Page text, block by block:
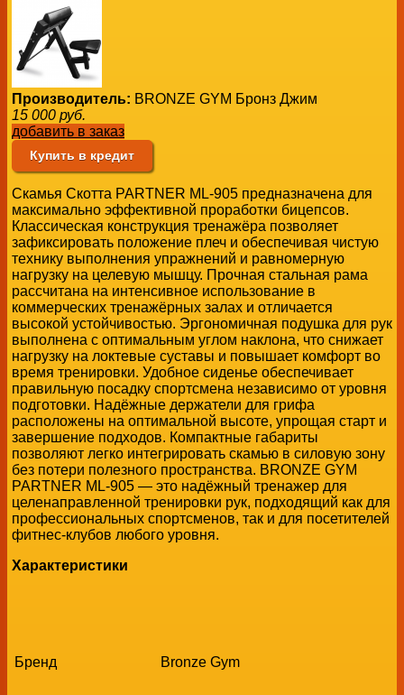
Производитель: BRONZE GYM Бронз Джим
15 000 руб.
добавить в заказ
Купить в кредит
Скамья Скотта PARTNER ML-905 предназначена для
максимально эффективной проработки бицепсов.
Классическая конструкция тренажёра позволяет
зафиксировать положение плеч и обеспечивая чистую
технику выполнения упражнений и равномерную
нагрузку на целевую мышцу. Прочная стальная рама
рассчитана на интенсивное использование в
коммерческих тренажёрных залах и отличается
высокой устойчивостью. Эргономичная подушка для рук
выполнена с оптимальным углом наклона, что снижает
нагрузку на локтевые суставы и повышает комфорт во
время тренировки. Удобное сиденье обеспечивает
правильную посадку спортсмена независимо от уровня
подготовки. Надёжные держатели для грифа
расположены на оптимальной высоте, упрощая старт и
завершение подходов. Компактные габариты
позволяют легко интегрировать скамью в силовую зону
без потери полезного пространства. BRONZE GYM
PARTNER ML-905 — это надёжный тренажер для
целенаправленной тренировки рук, подходящий как для
профессиональных спортсменов, так и для посетителей
фитнес-клубов любого уровня.
Характеристики
Бренд Bronze Gym